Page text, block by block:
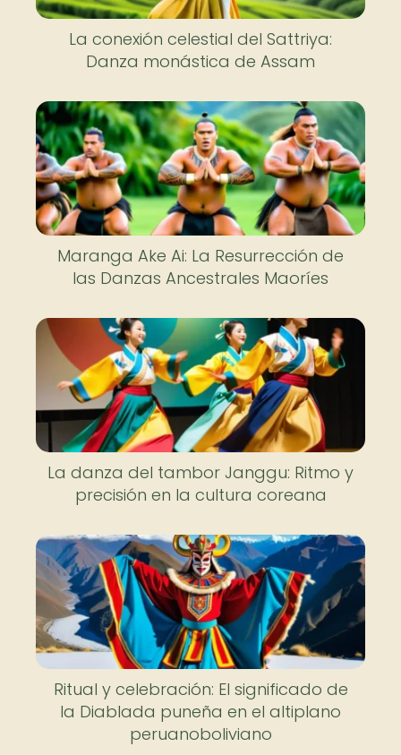
La conexión celestial del Sattriya:
Danza monástica de Assam
Maranga Ake Ai: La Resurrección de
las Danzas Ancestrales Maoríes
La danza del tambor Janggu: Ritmo y
precisión en la cultura coreana
Ritual y celebración: El significado de
la Diablada puneña en el altiplano
peruanoboliviano